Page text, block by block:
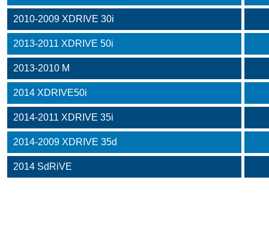
2010-2009 XDRIVE 30i
2013-2011 XDRIVE 50i
2013-2010 M
2014 XDRIVE50i
2014-2011 XDRIVE 35i
2014-2009 XDRIVE 35d
2014 SdRiVE